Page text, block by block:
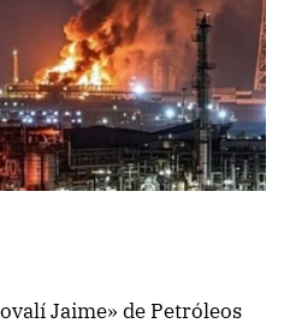
Jaime» de Petróleos